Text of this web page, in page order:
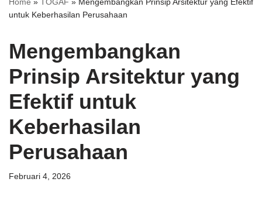
Home » TOGAF » Mengembangkan Prinsip Arsitektur yang Efektif
untuk Keberhasilan Perusahaan
Mengembangkan
Prinsip Arsitektur yang
Efektif untuk
Keberhasilan
Perusahaan
Februari 4, 2026